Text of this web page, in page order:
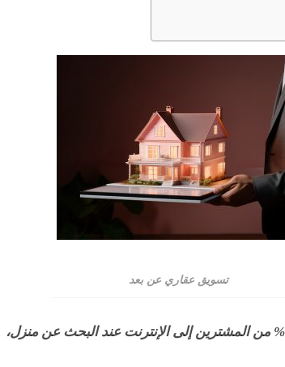
تسويق عقاري عن بعد